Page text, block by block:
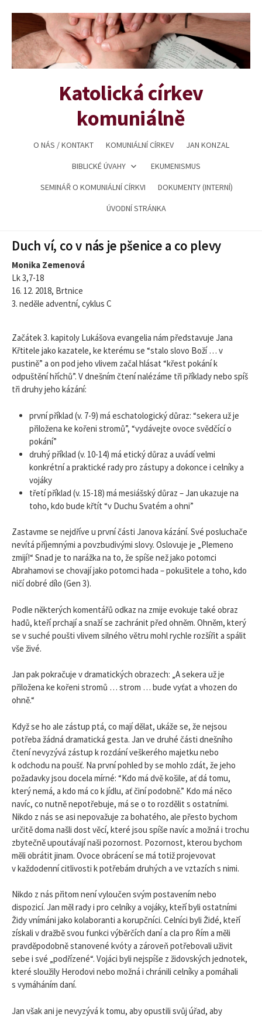
obsahu
webu
Katolická církev
komuniálně
O NÁS / KONTAKT KOMUNIÁLNÍ CÍRKEV
JAN KONZAL
BIBLICKÉ ÚVAHY
EKUMENISMUS
SEMINÁŘ O KOMUNIÁLNÍ CÍRKVI
DOKUMENTY (INTERNÍ)
ÚVODNÍ STRÁNKA
Duch ví, co v nás je pšenice a co plevy
Monika Zemenová
Lk 3,7-18
16. 12. 2018, Brtnice
3. neděle adventní, cyklus C
Začátek 3. kapitoly Lukášova evangelia nám představuje Jana
Křtitele jako kazatele, ke kterému se “stalo slovo Boží … v
pustině” a on pod jeho vlivem začal hlásat “křest pokání k
odpuštění hříchů”. V dnešním čtení nalézáme tři příklady nebo spíš
tři druhy jeho kázání:
první příklad (v. 7-9) má eschatologický důraz: “sekera už je
přiložena ke kořeni stromů”, “vydávejte ovoce svědčící o
pokání”
druhý příklad (v. 10-14) má etický důraz a uvádí velmi
konkrétní a praktické rady pro zástupy a dokonce i celníky a
vojáky
třetí příklad (v. 15-18) má mesiášský důraz – Jan ukazuje na
toho, kdo bude křtít “v Duchu Svatém a ohni”
Zastavme se nejdříve u první části Janova kázání. Své posluchače
nevítá příjemnými a povzbudivými slovy. Oslovuje je „Plemeno
zmijí!“ Snad je to narážka na to, že spíše než jako potomci
Abrahamovi se chovají jako potomci hada – pokušitele a toho, kdo
ničí dobré dílo (Gen 3).
Podle některých komentářů odkaz na zmije evokuje také obraz
hadů, kteří prchají a snaží se zachránit před ohněm. Ohněm, který
se v suché poušti vlivem silného větru mohl rychle rozšířit a spálit
vše živé.
Jan pak pokračuje v dramatických obrazech: „A sekera už je
přiložena ke kořeni stromů … strom … bude vyťat a vhozen do
ohně.“
Když se ho ale zástup ptá, co mají dělat, ukáže se, že nejsou
potřeba žádná dramatická gesta. Jan ve druhé části dnešního
čtení nevyzývá zástup k rozdání veškerého majetku nebo
k odchodu na poušť. Na první pohled by se mohlo zdát, že jeho
požadavky jsou docela mírné: “Kdo má dvě košile, ať dá tomu,
který nemá, a kdo má co k jídlu, ať činí podobně.” Kdo má něco
navíc, co nutně nepotřebuje, má se o to rozdělit s ostatními.
Nikdo z nás se asi nepovažuje za bohatého, ale přesto bychom
určitě doma našli dost věcí, které jsou spíše navíc a možná i trochu
zbytečně upoutávají naši pozornost. Pozornost, kterou bychom
měli obrátit jinam. Ovoce obrácení se má totiž projevovat
v každodenní citlivosti k potřebám druhých a ve vztazích s nimi.
Nikdo z nás přitom není vyloučen svým postavením nebo
dispozicí. Jan měl rady i pro celníky a vojáky, kteří byli ostatními
Židy vnímáni jako kolaboranti a korupčníci. Celníci byli Židé, kteří
získali v dražbě svou funkci výběrčích daní a cla pro Řím a měli
pravděpodobně stanovené kvóty a zároveň potřebovali uživit
sebe i své „podřízené“. Vojáci byli nejspíše z židovských jednotek,
které sloužily Herodovi nebo možná i chránili celníky a pomáhali
s vymáháním daní.
Jan však ani je nevyzývá k tomu, aby opustili svůj úřad, aby